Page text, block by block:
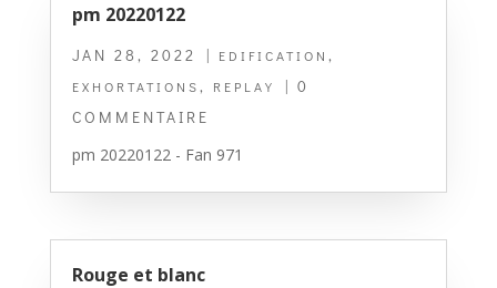
pm 20220122
JAN 28, 2022 | EDIFICATION ,
EXHORTATIONS, REPLAY
| 0
COMMENTAIRE
pm 20220122 - Fan 971
Rouge et blanc